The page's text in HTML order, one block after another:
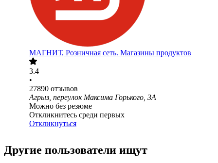
МАГНИТ, Розничная сеть. Магазины продуктов
3.4
•
27890 отзывов
Агрыз, переулок Максима Горького, 3А
Можно без резюме
Откликнитесь среди первых
Откликнуться
Другие пользователи ищут